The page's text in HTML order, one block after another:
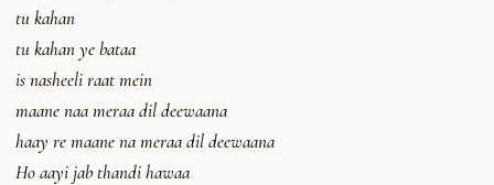
tu kahan
tu kahan ye bataa
is nasheeli raat mein
maane naa meraa dil deewaana
haay re maane na meraa dil deewaana
Ho aayi jab thandi hawaa